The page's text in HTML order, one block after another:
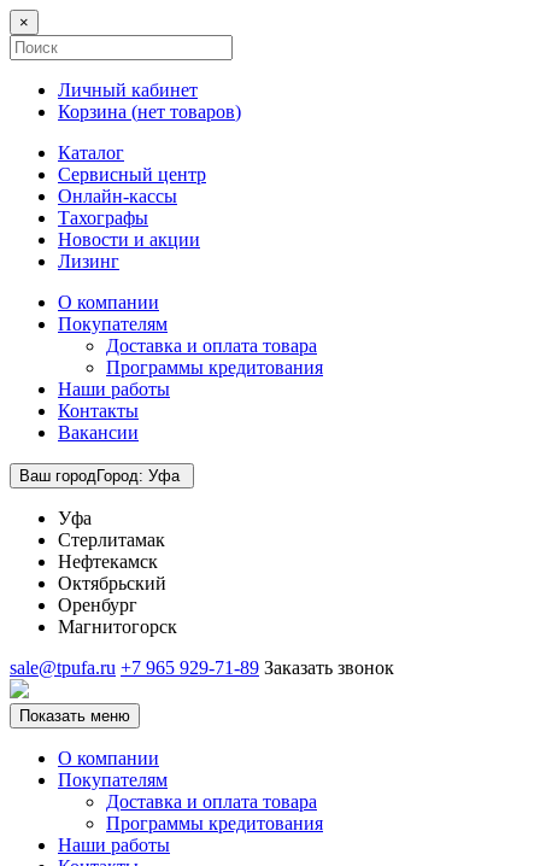
×
Личный кабинет
Корзина (нет товаров)
Каталог
Сервисный центр
Онлайн-кассы
Тахографы
Новости и акции
Лизинг
О компании
Покупателям
Доставка и оплата товара
Программы кредитования
Наши работы
Контакты
Вакансии
Ваш городГород: Уфа
Уфа
Стерлитамак
Нефтекамск
Октябрьский
Оренбург
Магнитогорск
sale@tpufa.ru +7 965 929-71-89 Заказать звонок
Показать меню
О компании
Покупателям
Доставка и оплата товара
Программы кредитования
Наши работы